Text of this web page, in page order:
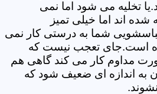
تخلیه می شود اما نمی
اند اما خیلی تمیز
شما به درستی کار نمی
است.جای تعجب نیست که
مداوم کار می کند گاهی هم
به اندازه ای ضعیف شود که